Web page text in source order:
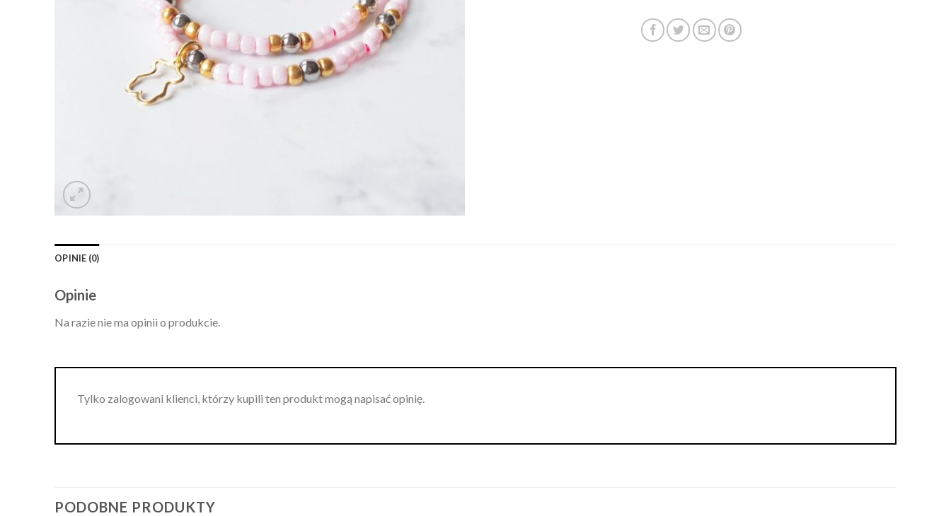
OPINIE (0)
Opinie
Na razie nie ma opinii o produkcie.
Tylko zalogowani klienci, którzy kupili ten produkt mogą napisać opinię.
PODOBNE PRODUKTY